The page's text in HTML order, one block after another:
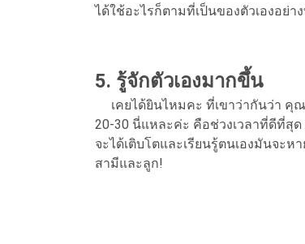
ได้ใช้อะไรก็ตามที่เป็นของตัวเองอย่า
5. รู้จักตัวเองมากขึ้น
เคยได้ยินไหมคะ ที่เขาว่ากันว่า คุณ
20-30 นี่แหละค่ะ คือช่วงเวลาที่ดีที่สุ
จะได้เติบโตและเรียนรู้ตนเองมันจะ
สามีและลูก!